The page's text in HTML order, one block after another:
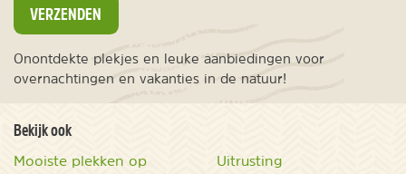
VERZENDEN
Onontdekte plekjes en leuke aanbiedingen voor
overnachtingen en vakanties in de natuur!
Bekijk ook
Mooiste plekken op
Uitrusting